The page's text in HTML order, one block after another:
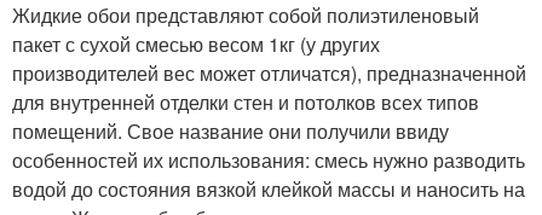
Жидкие обои представляют собой полиэтиленовый
пакет с сухой смесью весом 1кг (у других
производителей вес может отличатся), предназначенной
для внутренней отделки стен и потолков всех типов
помещений. Свое название они получили ввиду
особенностей их использования: смесь нужно разводить
водой до состояния вязкой клейкой массы и наносить на